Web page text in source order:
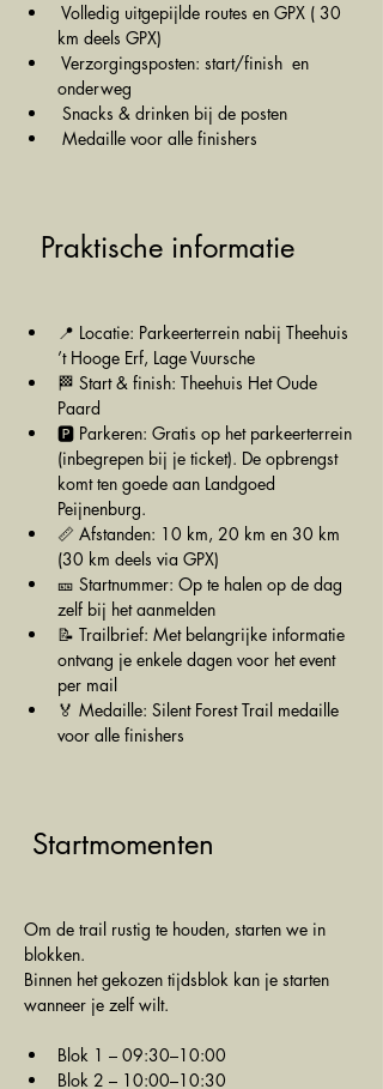
Volledig uitgepijlde routes en GPX ( 30
km deels GPX)
Verzorgingsposten: start/finish  en
onderweg
Snacks & drinken bij de posten
Medaille voor alle finishers
  Praktische informatie
📍 Locatie: Parkeerterrein nabij Theehuis
’t Hooge Erf, Lage Vuursche
🏁 Start & finish: Theehuis Het Oude
Paard
🅿️ Parkeren: Gratis op het parkeerterrein
(inbegrepen bij je ticket). De opbrengst
komt ten goede aan Landgoed
Peijnenburg.
📏 Afstanden: 10 km, 20 km en 30 km
(30 km deels via GPX)
🎫 Startnummer: Op te halen op de dag
zelf bij het aanmelden
📝 Trailbrief: Met belangrijke informatie
ontvang je enkele dagen voor het event
per mail
🏅 Medaille: Silent Forest Trail medaille
voor alle finishers
Startmomenten
Om de trail rustig te houden, starten we in
blokken.
Binnen het gekozen tijdsblok kan je starten
wanneer je zelf wilt.
Blok 1 – 09:30–10:00
Blok 2 – 10:00–10:30